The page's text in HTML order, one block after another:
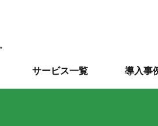
サービス一覧 導入事